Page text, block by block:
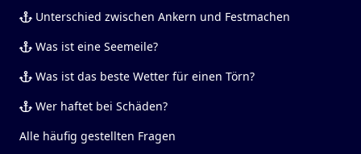
Unterschied zwischen Ankern und Festmachen
Was ist eine Seemeile?
Was ist das beste Wetter für einen Törn?
Wer haftet bei Schäden?
Alle häufig gestellten Fragen